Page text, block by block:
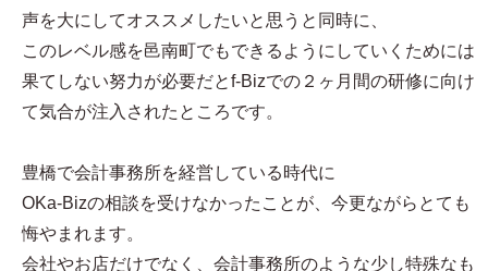
声を大にしてオススメしたいと思うと同時に、
このレベル感を邑南町でもできるようにしていくためには
果てしない努力が必要だとf-Bizでの２ヶ月間の研修に向け
て気合が注入されたところです。
豊橋で会計事務所を経営している時代に
OKa-Bizの相談を受けなかったことが、今更ながらとても
悔やまれます。
会社やお店だけでなく、会計事務所のような少し特殊なも